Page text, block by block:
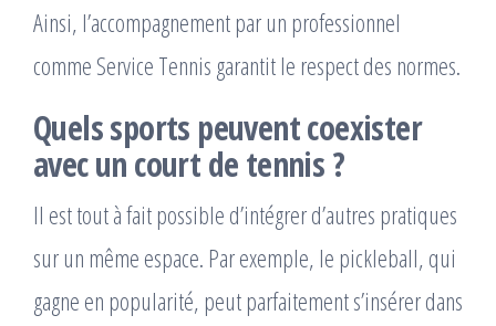
Ainsi, l’accompagnement par un professionnel
comme Service Tennis garantit le respect des normes.
Quels sports peuvent coexister
avec un court de tennis ?
Il est tout à fait possible d’intégrer d’autres pratiques
sur un même espace. Par exemple, le pickleball, qui
gagne en popularité, peut parfaitement s’insérer dans